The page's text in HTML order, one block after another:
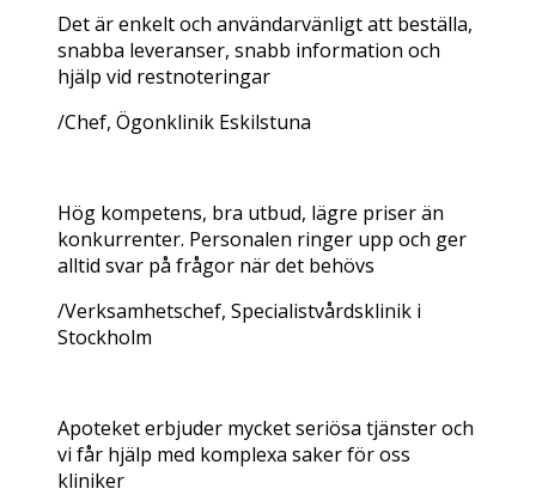
Det är enkelt och användarvänligt att beställa,
snabba leveranser, snabb information och
hjälp vid restnoteringar
/Chef, Ögonklinik Eskilstuna
Hög kompetens, bra utbud, lägre priser än
konkurrenter. Personalen ringer upp och ger
alltid svar på frågor när det behövs
/Verksamhetschef, Specialistvårdsklinik i
Stockholm
Apoteket erbjuder mycket seriösa tjänster och
vi får hjälp med komplexa saker för oss
kliniker